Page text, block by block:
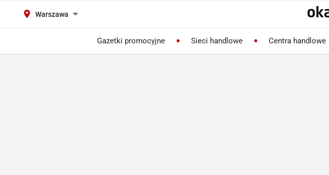
Warszawa
Gazetki promocyjne Sieci handlowe Centra handlowe